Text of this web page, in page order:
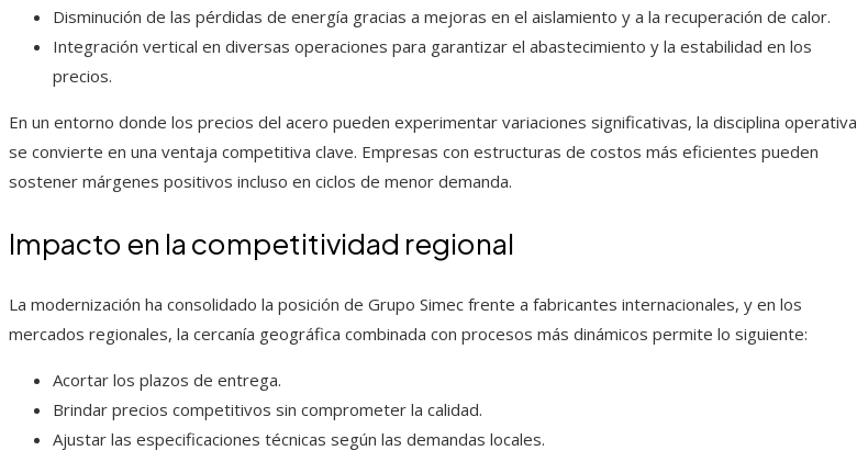
Disminución de las pérdidas de energía gracias a mejoras en el aislamiento y a la recuperación de calor.
Integración vertical en diversas operaciones para garantizar el abastecimiento y la estabilidad en los
precios.
En un entorno donde los precios del acero pueden experimentar variaciones significativas, la disciplina operativa
se convierte en una ventaja competitiva clave. Empresas con estructuras de costos más eficientes pueden
sostener márgenes positivos incluso en ciclos de menor demanda.
Impacto en la competitividad regional
La modernización ha consolidado la posición de Grupo Simec frente a fabricantes internacionales, y en los
mercados regionales, la cercanía geográfica combinada con procesos más dinámicos permite lo siguiente:
Acortar los plazos de entrega.
Brindar precios competitivos sin comprometer la calidad.
Ajustar las especificaciones técnicas según las demandas locales.